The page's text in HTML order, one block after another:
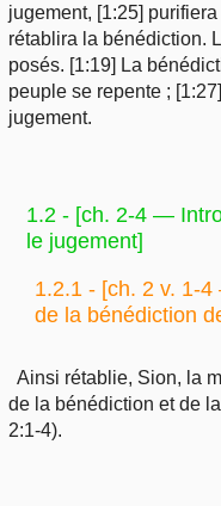
jugement, [1:25]
rétablira la bénédiction.
posés. [1:19] La
peuple se repente ;
jugement.
1.2 - [ch. 2-4 —
le jugement]
1.2.1 - [ch. 2 v. 1-
de la bénédiction
Ainsi rétablie, Sion, la
de la bénédiction et de
2:1-4).